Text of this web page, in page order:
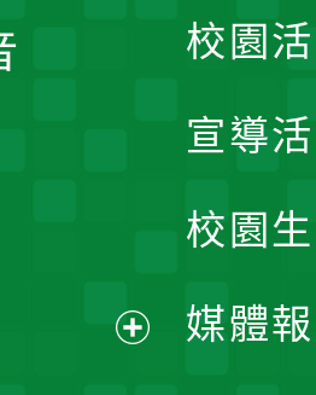
校園
宣導
校園
媒體